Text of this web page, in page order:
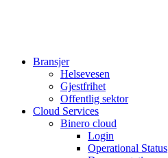
Bransjer
Helsevesen
Gjestfrihet
Offentlig sektor
Cloud Services
Binero cloud
Login
Operational Status